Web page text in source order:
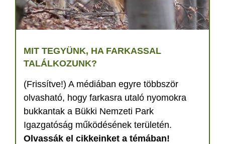
MIT TEGYÜNK, HA FARKASSAL
TALÁLKOZUNK?
(Frissítve!) A médiában egyre többször
olvasható, hogy farkasra utaló nyomokra
bukkantak a Bükki Nemzeti Park
Igazgatóság működésének területén.
Olvassák el cikkeinket a témában!